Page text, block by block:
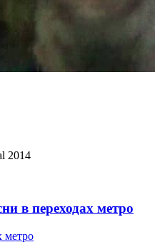
2014
в переходах метро